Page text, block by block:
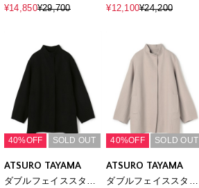
ドジャケット
¥14,850¥29,700
¥12,100¥24,200
40%OFF SOLD OUT
ATSURO TAYAMA
ダブルフェイススタン
40%OFF SOLD OUT
ATSURO TAYAMA
ダブルフェイススタン